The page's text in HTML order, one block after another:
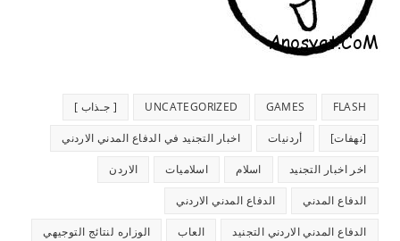
FLASH
GAMES
UNCATEGORIZED [ جـذاب ]
[نهفات] أردنيات اخبار التجنيد في الدفاع المدني الاردني
اخر اخبار التجنيد اسلام اسلاميات الاردن
الدفاع المدني الدفاع المدني الاردني
الدفاع المدني الاردني التجنيد العاب الوزاره لنتائج التوجيهي